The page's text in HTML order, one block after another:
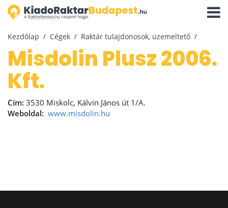
Kezdőlap Cégek Raktár tulajdonosok, üzemeltető
Misdolin Plusz 2006.
Kft.
Cím: 3530 Miskolc, Kálvin János út 1/A.
Weboldal: www.misdolin.hu